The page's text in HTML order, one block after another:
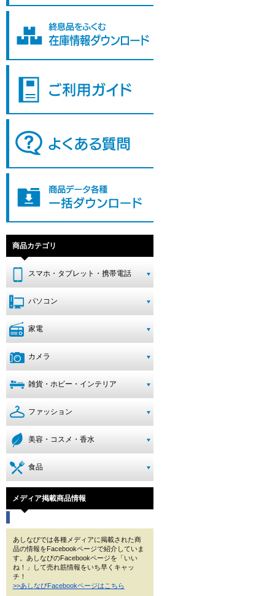
商品カテゴリ
スマホ・タブレット・携帯電話
パソコン
家電
カメラ
雑貨・ホビー・インテリア
ファッション
美容・コスメ・香水
食品
メディア掲載商品情報
あしなびでは各種メディアに掲載された商
品の情報をFacebookページで紹介していま
す。あしなびのFacebookページを「いい
ね！」して売れ筋情報をいち早くキャッ
チ！
>>あしなびFacebookページはこちら